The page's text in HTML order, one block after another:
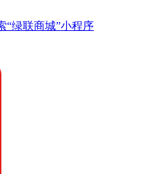
“绿联商城”小程序